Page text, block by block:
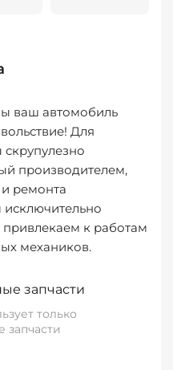
ваш автомобиль
Для
производителем,
ремонта
исключительно
к работам
механиков.
запчасти
только
запчасти